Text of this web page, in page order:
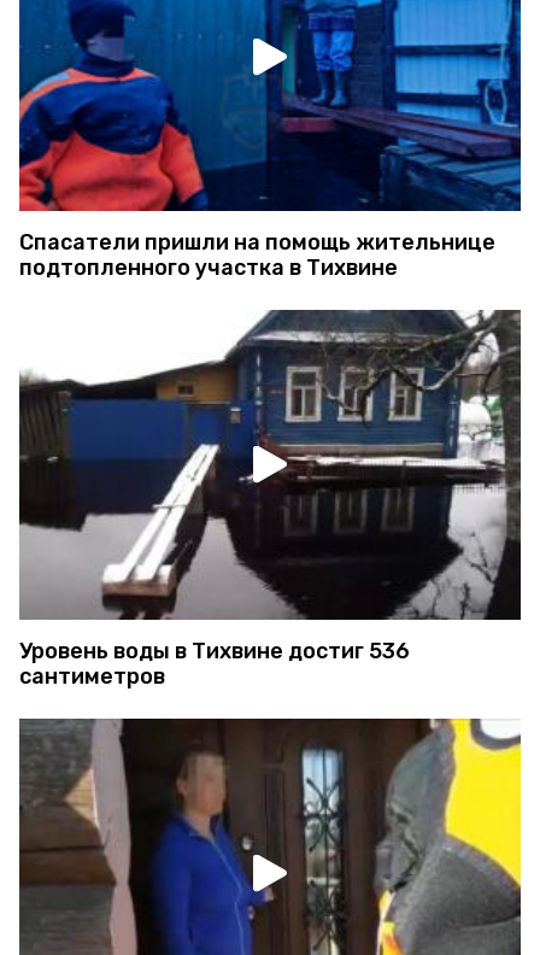
Спасатели пришли на помощь жительнице
подтопленного участка в Тихвине
Уровень воды в Тихвине достиг 536
сантиметров